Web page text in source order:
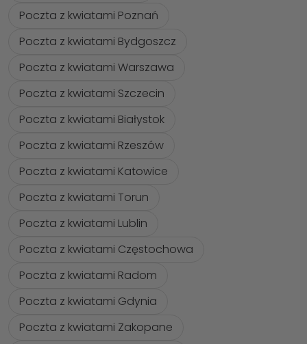
Poczta z kwiatami Poznań
Poczta z kwiatami Bydgoszcz
Poczta z kwiatami Warszawa
Poczta z kwiatami Szczecin
Poczta z kwiatami Białystok
Poczta z kwiatami Rzeszów
Poczta z kwiatami Katowice
Poczta z kwiatami Torun
Poczta z kwiatami Lublin
Poczta z kwiatami Częstochowa
Poczta z kwiatami Radom
Poczta z kwiatami Gdynia
Poczta z kwiatami Zakopane